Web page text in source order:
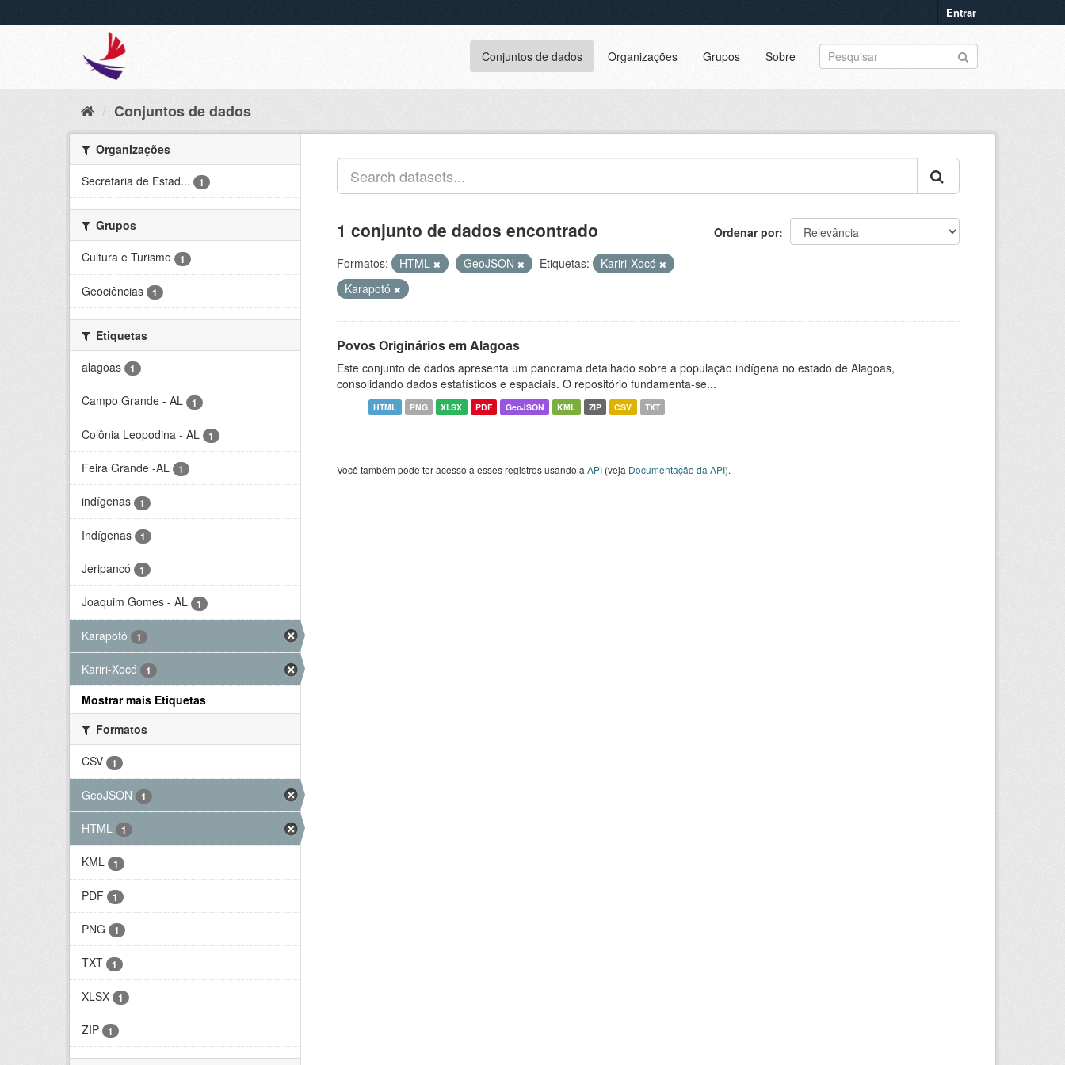
Entrar
Conjuntos de dados Organizações Grupos Sobre
Conjuntos de dados
Organizações
Secretaria de Estad...
1
Grupos
Cultura e Turismo
1
Geociências 1
Etiquetas
alagoas
1
Campo Grande - AL 1
Colônia Leopodina - AL 1
Feira Grande -AL 1
indígenas 1
Indígenas 1
Jeripancó 1
Joaquim Gomes - AL 1
Karapotó 1
Kariri-Xocó 1
Mostrar mais Etiquetas
Formatos
CSV
1
GeoJSON 1
HTML 1
KML 1
PDF 1
PNG 1
TXT 1
XLSX 1
ZIP 1
Ordenar por
1 conjunto de dados encontrado
Formatos: HTML GeoJSON Etiquetas:
Kariri-Xocó
Karapotó
Povos Originários em Alagoas
Este conjunto de dados apresenta um panorama detalhado sobre a população indígena no estado de Alagoas,
consolidando dados estatísticos e espaciais. O repositório fundamenta-se...
HTML PNG XLSX PDF GeoJSON KML ZIP CSV TXT
Você também pode ter acesso a esses registros usando a API (veja Documentação da API).